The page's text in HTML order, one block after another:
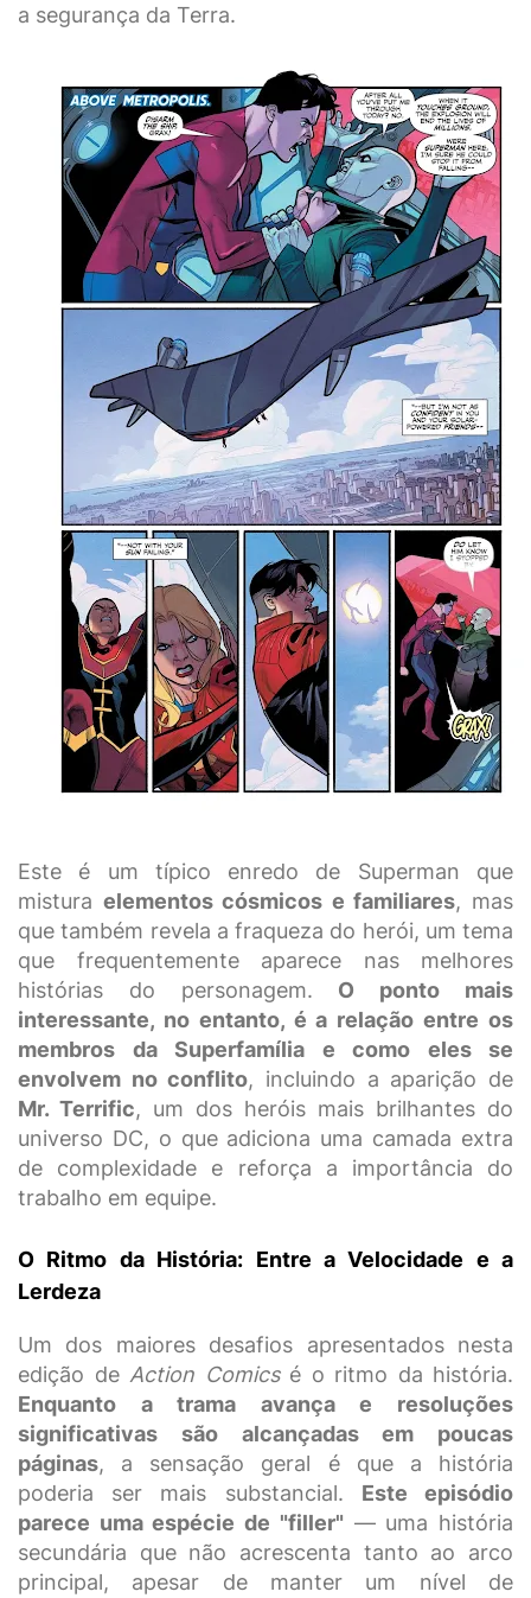
a segurança da Terra.
Este é um típico enredo de Superman que
mistura elementos cósmicos e familiares, mas
que também revela a fraqueza do herói, um tema
que frequentemente aparece nas melhores
histórias do personagem. O ponto mais
interessante, no entanto, é a relação entre os
membros da Superfamília e como eles se
envolvem no conflito, incluindo a aparição de
Mr. Terrific, um dos heróis mais brilhantes do
universo DC, o que adiciona uma camada extra
de complexidade e reforça a importância do
trabalho em equipe.
O Ritmo da História: Entre a Velocidade e a
Lerdeza
Um dos maiores desafios apresentados nesta
edição de Action Comicsé o ritmo da história.
Enquanto a trama avança e resoluções
significativas são alcançadas em poucas
páginas, a sensação geral é que a história
poderia ser mais substancial. Este episódio
parece uma espécie de "filler" — uma história
secundária que não acrescenta tanto ao arco
principal, apesar de manter um nível de